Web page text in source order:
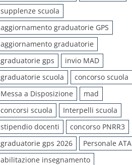
supplenze scuola
aggiornamento graduatorie GPS
aggiornamento graduatorie
graduatorie gps
invio MAD
graduatorie scuola
concorso scuola
Messa a Disposizione
mad
concorsi scuola
Interpelli scuola
stipendio docenti
concorso PNRR3
graduatorie gps 2026
Personale ATA
abilitazione insegnamento